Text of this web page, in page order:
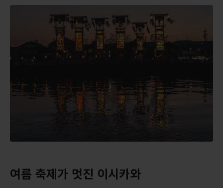
여름 축제가 멋진 이시카와